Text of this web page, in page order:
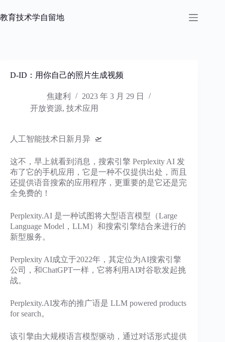
过
教育技术学自留地
D-ID：用你自己的照片生成视频
焦建利
2023 年 3 月 29 日
开放资源, 技术应用
​人工智能技术日新月异 🛫️
这不，早上就看到消息，搜索引擎 Perplexity AI 发
布了它的手机应用，它是一种不仅提供出处，而且
还提供语音搜索的应用程序，更重要的是它还是完
全免费的！
Perplexity.AI 是一种试图将大型语言模型（Large
Language Model，LLM）和搜索引擎结合来进行的
新型服务。
Perplexity AI成立于2022年，其定位为AI搜索引擎
公司，和ChatGPT一样，它将利用AI对谷歌发起挑
战。
Perplexity.AI发布的推广语是 LLM powered products
for search。
该引擎由大规模语言模型驱动，通过对话形式提供